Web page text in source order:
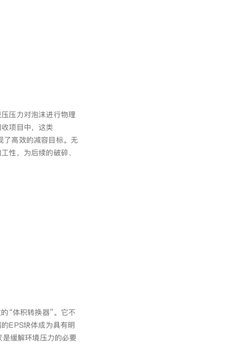
压力对泡沫进行物理
项目中，这类
了高效的减容目标。无
性，为后续的破碎、
“体积转换器”。它不
EPS块体成为具有明
缓解环境压力的必要